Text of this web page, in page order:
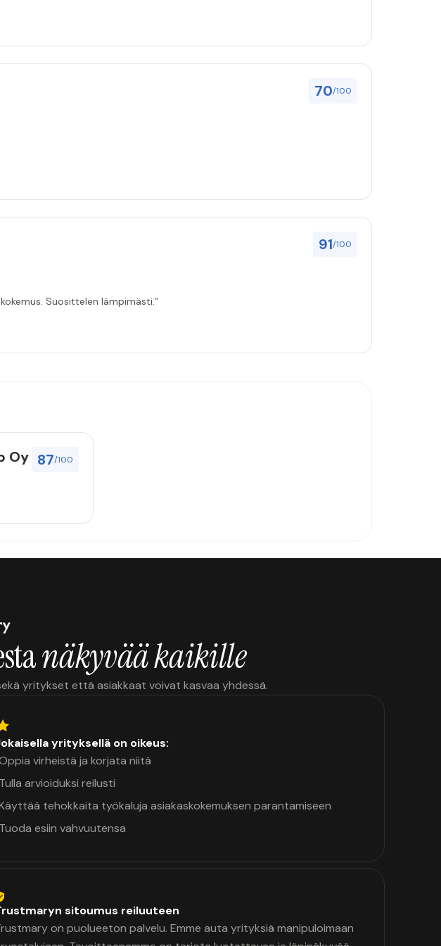
70/100
91/100
Suosittelen lämpimästi.”
87/100
Oy
näkyvää kaikille
yritykset että asiakkaat voivat kasvaa yhdessä.
yrityksellä on oikeus:
virheistä ja korjata niitä
Tulla arvioiduksi reilusti
tehokkaita työkaluja asiakaskokemuksen parantamiseen
Tuoda esiin vahvuutensa
sitoumus reiluuteen
on puolueeton palvelu. Emme auta yrityksiä manipuloimaan